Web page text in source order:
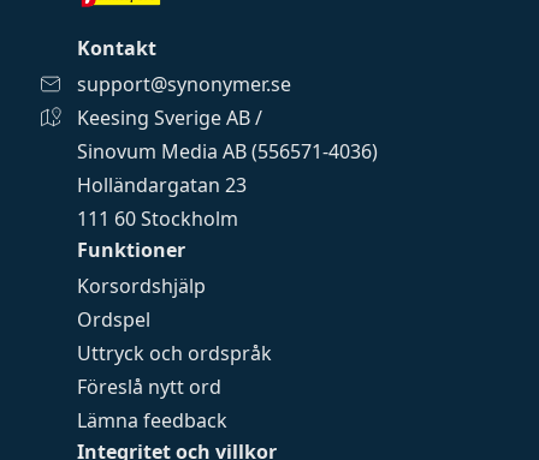
Funktioner
Korsordshjälp
Ordspel
Uttryck och ordspråk
Föreslå nytt ord
Lämna feedback
Integritet och villkor
Kontakt
support@synonymer.se
Keesing Sverige AB /
Sinovum Media AB (556571-4036)
Holländargatan 23
111 60 Stockholm